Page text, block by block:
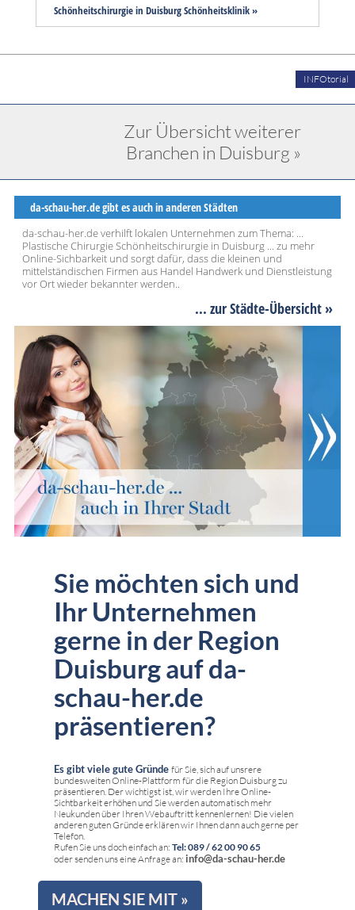
Schönheitschirurgie in Duisburg Schönheitsklinik »
INFOtorial
Zur Übersicht weiterer
Branchen in Duisburg »
da-schau-her.de gibt es auch in anderen Städten
da-schau-her.de verhilft lokalen Unternehmen zum Thema: ...
Plastische Chirurgie Schönheitschirurgie in Duisburg ... zu mehr
Online-Sichbarkeit und sorgt dafür, dass die kleinen und
mittelständischen Firmen aus Handel Handwerk und Dienstleistung
vor Ort wieder bekannter werden..
... zur Städte-Übersicht »
Sie möchten sich und
Ihr Unternehmen
gerne in der Region
Duisburg auf da-
schau-her.de
präsentieren?
Es gibt viele gute Gründe für Sie, sich auf unsrere
bundesweiten Online-Plattform für die Region Duisburg zu
präsentieren. Der wichtigst ist, wir werden Ihre Online-
Sichtbarkeit erhöhen und Sie werden automatisch mehr
Neukunden über Ihren Webauftritt kennenlernen! Die vielen
anderen guten Gründe erklären wir Ihnen dann auch gerne per
Telefon.
Rufen Sie uns doch einfach an: Tel: 089 / 62 00 90 65
oder senden uns eine Anfrage an: info@da-schau-her.de
MACHEN SIE MIT »